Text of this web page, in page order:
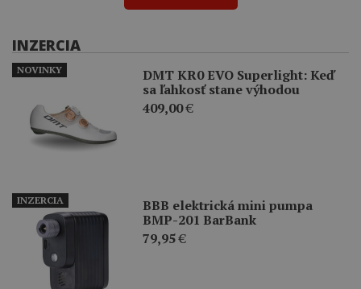
INZERCIA
DMT KR0 EVO Superlight: Keď
sa ľahkosť stane výhodou
409,00€
NOVINKY
BBB elektrická mini pumpa
BMP-201 BarBank
79,95€
INZERCIA